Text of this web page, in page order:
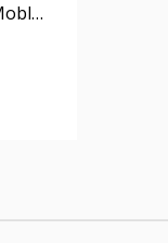
Стол журнальный ArtMoble 100 x 100 01118